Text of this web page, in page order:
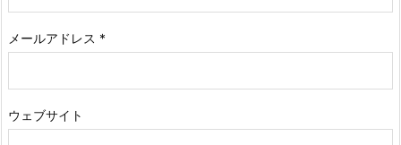
メールアドレス *
ウェブサイト